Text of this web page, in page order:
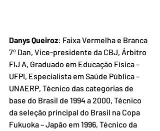
Danys Queiroz: Faixa Vermelha e Branca
7º Dan, Vice-presidente da CBJ, Árbitro
FIJ A, Graduado em Educação Física –
UFPI, Especialista em Saúde Pública –
UNAERP, Técnico das categorias de
base do Brasil de 1994 a 2000, Técnico
da seleção principal do Brasil na Copa
Fukuoka – Japão em 1996, Técnico da